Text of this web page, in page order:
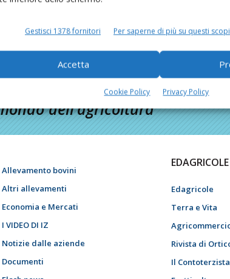
Gestisci 1378 fornitori Per saperne di più su questi scopi
Accetta
Cookie Policy Privacy Policy
dell’agricoltura
Allevamento bovini
Altri allevamenti
Economia e Mercati
I VIDEO DI IZ
Notizie dalle aziende
Documenti
EDAGRICOLE
Edagricole
Terra e Vita
Rivista di
Il Contoterzista